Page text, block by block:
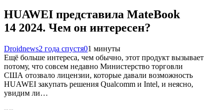
HUAWEI представила MateBook
14 2024. Чем он интересен?
Droidnews2 года спустя01 минуты
Ещё больше интереса, чем обычно, этот продукт вызывает
потому, что совсем недавно Министерство торговли
США отозвало лицензии, которые давали возможность
HUAWEI закупать решения Qualcomm и Intel, и неясно,
увидим ли…